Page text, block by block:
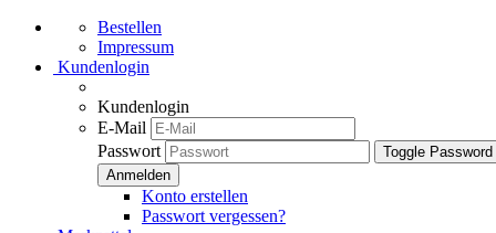
Bestellen
Impressum
Kundenlogin
Kundenlogin
E-Mail
Passwort
Toggle
Konto erstellen
Passwort vergessen?